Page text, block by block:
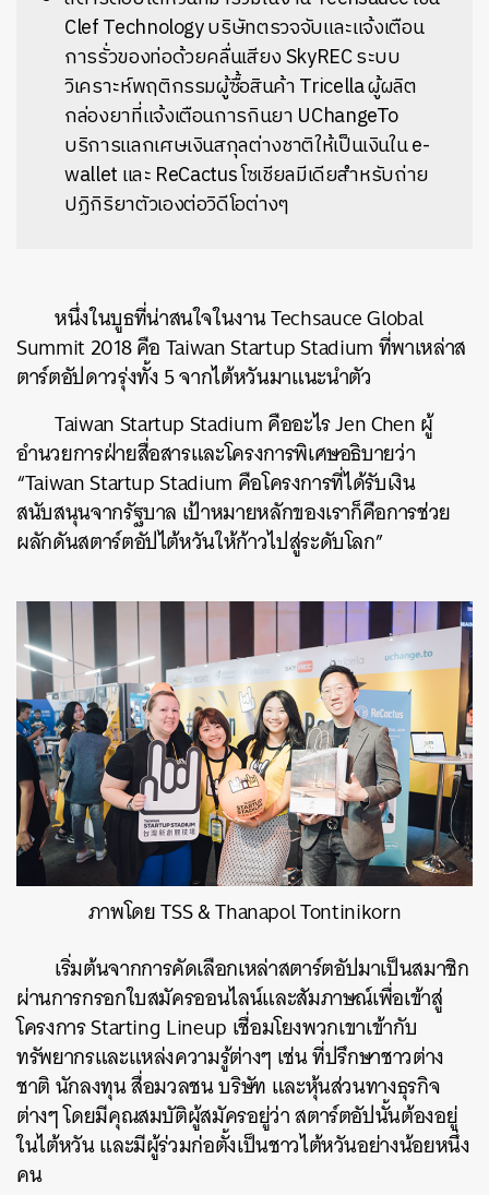
Clef Technology บริษัทตรวจจับและแจ้งเตือน
การรั่วของท่อด้วยคลื่นเสียง SkyREC ระบบ
วิเคราะห์พฤติกรรมผู้ซื้อสินค้า Tricella ผู้ผลิต
กล่องยาที่แจ้งเตือนการกินยา UChangeTo
บริการแลกเศษเงินสกุลต่างชาติให้เป็นเงินใน e-
wallet และ ReCactus โซเชียลมีเดียสำหรับถ่าย
ปฏิกิริยาตัวเองต่อวิดีโอต่างๆ
หนึ่งในบูธที่น่าสนใจในงาน Techsauce Global
Summit 2018 คือ Taiwan Startup Stadium ที่พาเหล่าส
ตาร์ตอัปดาวรุ่งทั้ง 5 จากไต้หวันมาแนะนำตัว
Taiwan Startup Stadium คืออะไร Jen Chen ผู้
อำนวยการฝ่ายสื่อสารและโครงการพิเศษอธิบายว่า
“Taiwan Startup Stadium คือโครงการที่ได้รับเงิน
สนับสนุนจากรัฐบาล เป้าหมายหลักของเราก็คือการช่วย
ผลักดันสตาร์ตอัปไต้หวันให้ก้าวไปสู่ระดับโลก”
ภาพโดย TSS & Thanapol Tontinikorn
เริ่มต้นจากการคัดเลือกเหล่าสตาร์ตอัปมาเป็นสมาชิก
ผ่านการกรอกใบสมัครออนไลน์และสัมภาษณ์เพื่อเข้าสู่
โครงการ Starting Lineup เชื่อมโยงพวกเขาเข้ากับ
ทรัพยากรและแหล่งความรู้ต่างๆ เช่น ที่ปรึกษาชาวต่าง
ชาติ นักลงทุน สื่อมวลชน บริษัท และหุ้นส่วนทางธุรกิจ
ต่างๆ โดยมีคุณสมบัติผู้สมัครอยู่ว่า สตาร์ตอัปนั้นต้องอยู่
ในไต้หวัน และมีผู้ร่วมก่อตั้งเป็นชาวไต้หวันอย่างน้อยหนึ่ง
คน